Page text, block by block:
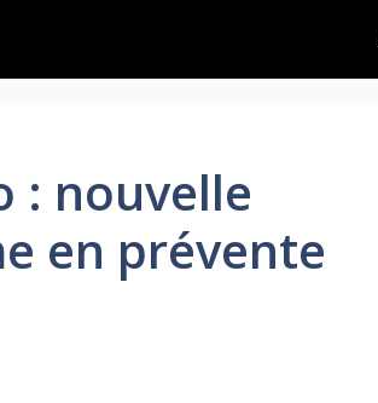
: nouvelle
en prévente